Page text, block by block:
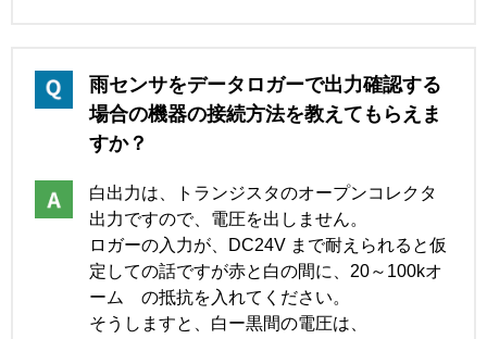
雨センサをデータロガーで出力確認する
場合の機器の接続方法を教えてもらえま
すか？
白出力は、トランジスタのオープンコレクタ
出力ですので、電圧を出しません。
ロガーの入力が、DC24V まで耐えられると仮
定しての話ですが赤と白の間に、20～100kオ
ーム の抵抗を入れてください。
そうしますと、白ー黒間の電圧は、